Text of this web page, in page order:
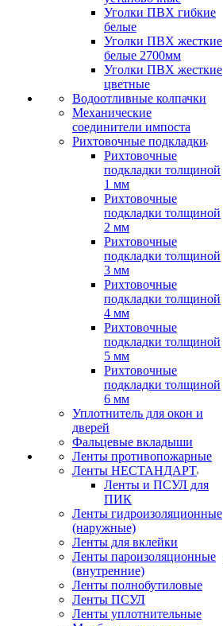
Уголки ПВХ гибкие
белые
Уголки ПВХ жесткие
белые 2700мм
Уголки ПВХ жесткие
цветные
Водоотливные колпачки
Механические
соединители импоста
Рихтовочные подкладки
Рихтовочные
подкладки толщиной
1 мм
Рихтовочные
подкладки толщиной
2 мм
Рихтовочные
подкладки толщиной
3 мм
Рихтовочные
подкладки толщиной
4 мм
Рихтовочные
подкладки толщиной
5 мм
Рихтовочные
подкладки толщиной
6 мм
Уплотнитель для окон и
дверей
Фальцевые вкладыши
Ленты противопожарные
Ленты НЕСТАНДАРТ
Ленты и ПСУЛ для
ПИК
Ленты гидроизоляционные
(наружные)
Ленты для вклейки
Ленты пароизоляционные
(внутренние)
Ленты полнобутиловые
Ленты ПСУЛ
Ленты уплотнительные